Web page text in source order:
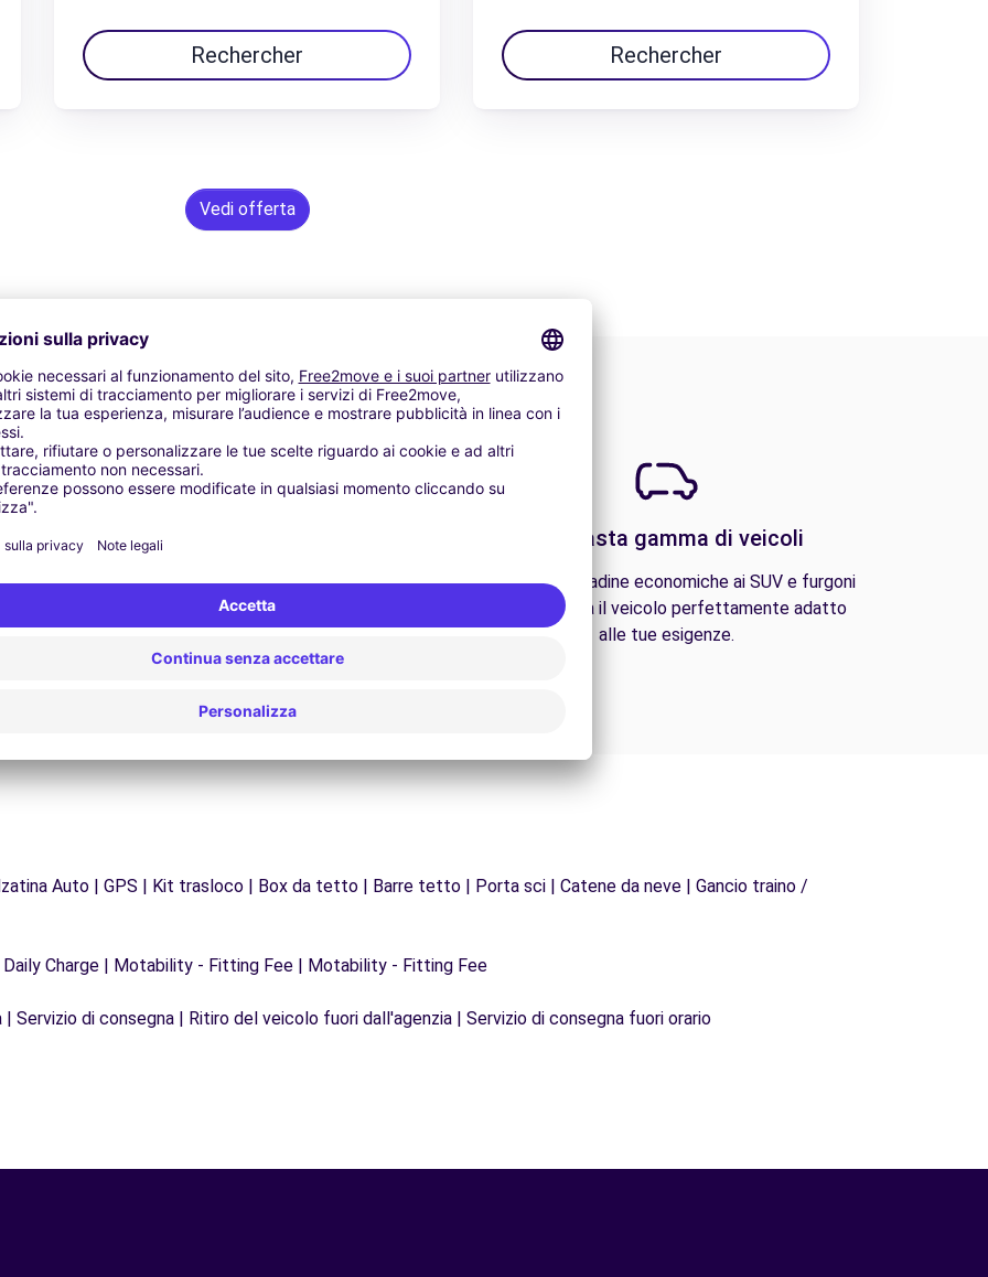
Rechercher Rechercher
Vedi offerta
Problemi sulla strada? Il nostro servizio di
supporto è disponibile in qualsiasi momento per
garantire un viaggio senza interruzioni.
Una vasta gamma di veicoli
Dalle auto cittadine economiche ai SUV e furgoni
familiari, trova il veicolo perfettamente adatto
alle tue esigenze.
Auto | GPS | Kit trasloco | Box da tetto | Barre tetto | Porta sci | Catene da neve | Gancio traino /
Charge | Motability - Fitting Fee | Motability - Fitting Fee
Servizio di consegna | Ritiro del veicolo fuori dall'agenzia | Servizio di consegna fuori orario